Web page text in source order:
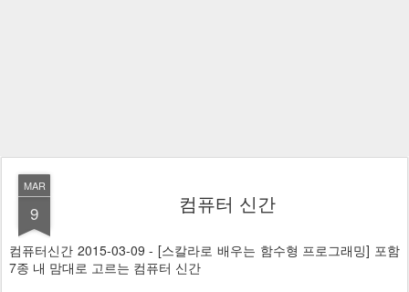
MAR
9 컴퓨터 신간
컴퓨터신간 2015-03-09 - [스칼라로 배우는 함수형 프로그래밍] 포함
7종 내 맘대로 고르는 컴퓨터 신간